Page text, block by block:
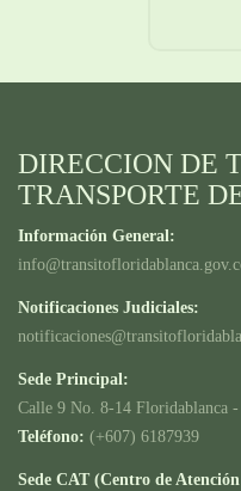
DIRECCION DE
TRANSPORTE
Información General:
Notificaciones Judiciales:
Sede Principal:
Calle 9 No. 8-14 Floridablanca
Teléfono: (+607) 6187939
Sede CAT (Centro de